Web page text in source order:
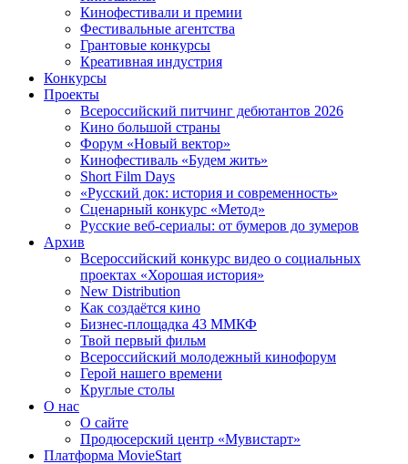
Кинофестивали и премии
Фестивальные агентства
Грантовые конкурсы
Креативная индустрия
Конкурсы
Проекты
Всероссийский питчинг дебютантов 2026
Кино большой страны
Форум «Новый вектор»
Кинофестиваль «Будем жить»
Short Film Days
«Русский док: история и современность»
Сценарный конкурс «Метод»
Русские веб-сериалы: от бумеров до зумеров
Архив
Всероссийский конкурс видео о социальных
проектах «Хорошая история»
New Distribution
Как создаётся кино
Бизнес-площадка 43 ММКФ
Твой первый фильм
Всероссийский молодежный кинофорум
Герой нашего времени
Круглые столы
О нас
О сайте
Продюсерский центр «Мувистарт»
Платформа MovieStart